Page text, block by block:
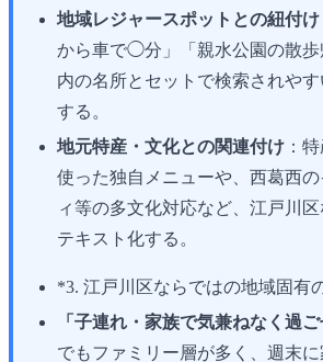
地域レジャースポットとの紐付け
から車で◯分」「親水公園の散歩
内の名所とセットで検索されや
する。
地元特産・文化との関連付け ：
使った独自メニューや、西葛西
ィ等の多文化対応など、江戸川
テキスト化する。
*3. 江戸川区ならではの地域固有
「子連れ・家族で気兼ねなく過ご
でもファミリー層が多く、週末